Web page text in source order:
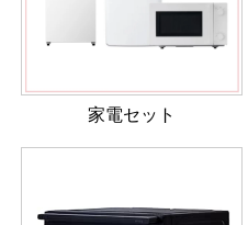
家電セット